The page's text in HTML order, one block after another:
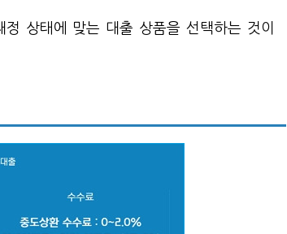
상태에 맞는 대출 상품을 선택하는 것이